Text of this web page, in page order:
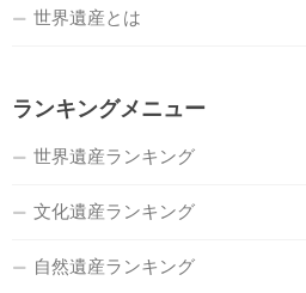
世界遺産とは
ランキングメニュー
世界遺産ランキング
文化遺産ランキング
自然遺産ランキング